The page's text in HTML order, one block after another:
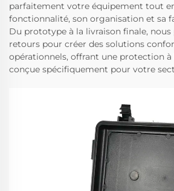
parfaitement votre équipement tout
fonctionnalité, son organisation et sa
Du prototype à la livraison finale,
retours pour créer des solutions
opérationnels, offrant une protection
conçue spécifiquement pour votre